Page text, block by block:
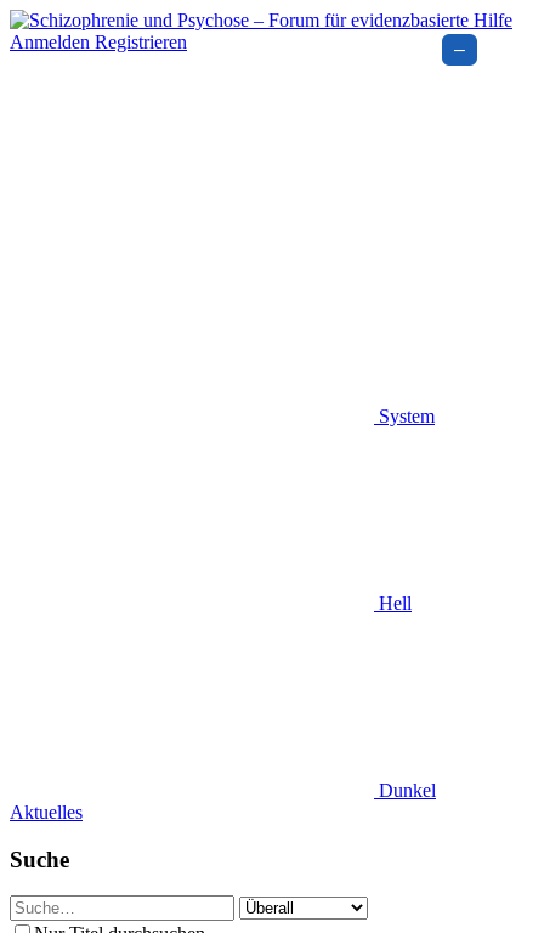
Anmelden Registrieren
System
Hell
Dunkel
Aktuelles
Suche
–